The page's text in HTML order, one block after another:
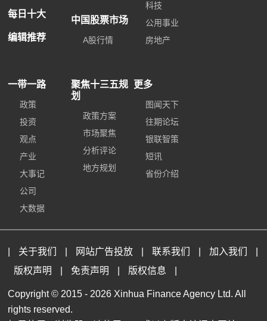
每日十大
编辑推荐
中国股票市场
A股行情
科技
公用事业
房地产
一带一路
政策
投资
观点
产业
大事记
公司
大数据
聚焦十三五规
划
政策方案
市场聚焦
分析评论
地方规划
更多
图闻天下
往期论坛
银联智策
短讯
省份介绍
关于我们 网站广告投放 联系我们 加入我们
版权声明
免责声明 版权信息
Copyright © 2015 - 2026 Xinhua Finance Agency Ltd. All
rights reserved.